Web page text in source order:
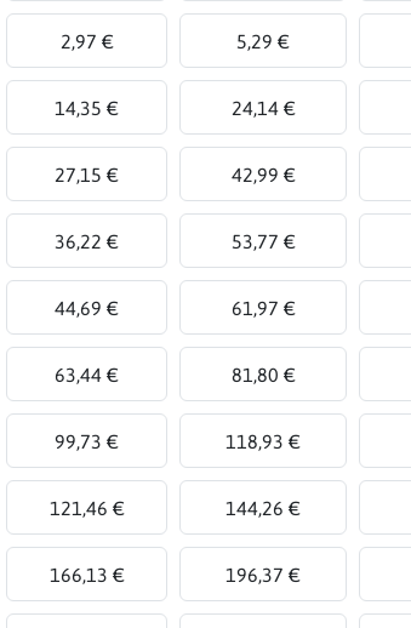
2,97 € 5,29 €
14,35 € 24,14 €
27,15 € 42,99 €
36,22 € 53,77 €
44,69 € 61,97 €
63,44 € 81,80 €
99,73 € 118,93 €
121,46 € 144,26 €
166,13 € 196,37 €